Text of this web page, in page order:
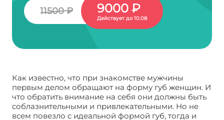
11500 ₽ 9000 ₽
Действует до 10.08
Как известно, что при знакомстве мужчины
первым делом обращают на форму губ женщин. И
что обратить внимание на себя они должны быть
соблазнительными и привлекательными. Но не
всем повезло с идеальной формой губ, тогда и